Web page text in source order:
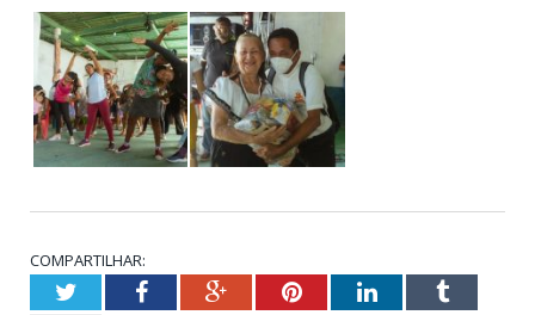
COMPARTILHAR:
TwitterFacebookGoogle+PinterestLinkedInTumblr